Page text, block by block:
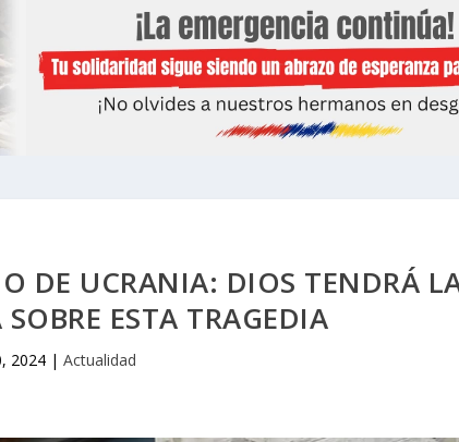
DE UCRANIA: DIOS TENDRÁ
ESTA TRAGEDIA
2024| Actualidad